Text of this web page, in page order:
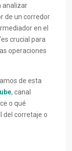
analizar
de un corredor
en el
crucial para
operaciones
de esta
, canal
o qué
del corretaje o